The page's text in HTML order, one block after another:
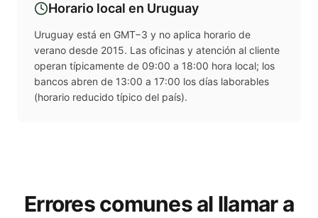
Horario local en Uruguay
Uruguay está en GMT−3 y no aplica horario de
verano desde 2015. Las oficinas y atención al cliente
operan típicamente de 09:00 a 18:00 hora local; los
bancos abren de 13:00 a 17:00 los días laborables
(horario reducido típico del país).
Errores comunes al llamar a